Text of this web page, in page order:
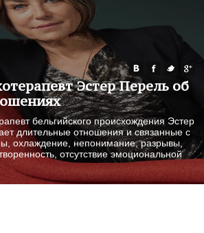
Эстер Перель об
бельгийского происхождения Эстер
длительные отношения и связанные с
охлаждение, непонимание, разрывы,
отсутствие эмоциональной